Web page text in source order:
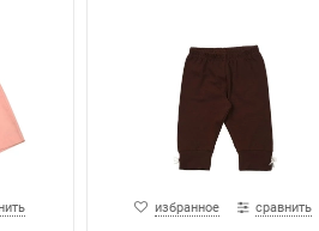
избранное сравнить